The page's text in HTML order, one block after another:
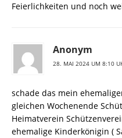
Feierlichkeiten und noch
Anonym
28. MAI 2024 UM 8:10
schade das mein
gleichen Wochenende
Heimatverein
ehemalige Kinderkönigin (